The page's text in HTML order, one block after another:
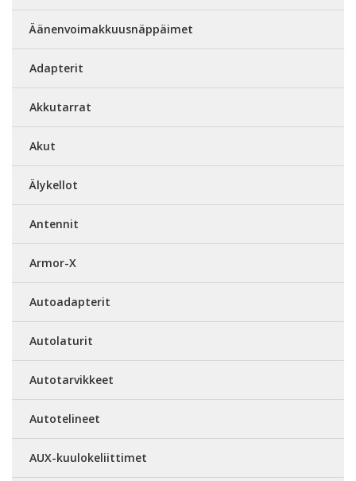
Äänenvoimakkuusnäppäimet
Adapterit
Akkutarrat
Akut
Älykellot
Antennit
Armor-X
Autoadapterit
Autolaturit
Autotarvikkeet
Autotelineet
AUX-kuulokeliittimet